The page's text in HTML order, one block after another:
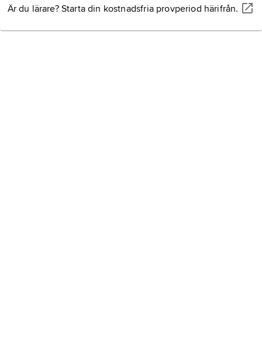
Är du lärare? Starta din kostnadsfria provperiod härifrån.